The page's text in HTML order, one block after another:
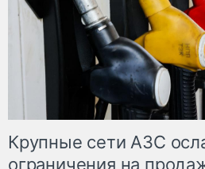
Крупные сети АЗС
ограничения на